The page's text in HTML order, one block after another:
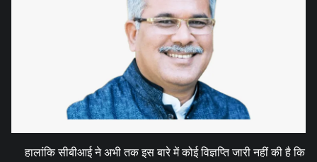
हालांकि सीबीआई ने अभी तक इस बारे में कोई विज्ञप्ति जारी नहीं की है कि